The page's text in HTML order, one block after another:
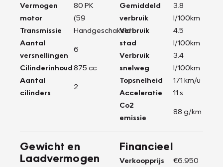
Vermogen
motor
80 PK
(59
Transmissie
Handgeschakeld
Aantal
versnellingen
6
Cilinderinhoud875 cc
Aantal
cilinders
2
Gemiddeld
verbruik
3.8
l/100km
Verbruik
stad
4.5
l/100km
Verbruik
snelweg
3.4
l/100km
Topsnelheid
171 km/u
Acceleratie
11 s
Co2
emissie
88 g/km
Gewicht en
Laadvermogen
Financieel
Verkoopprijs
€6.950